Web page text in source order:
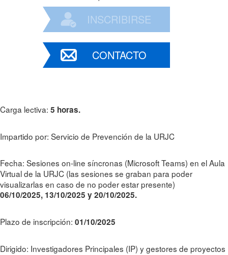
INSCRIBIRSE
CONTACTO
Carga lectiva: 5 horas.
Impartido por: Servicio de Prevención de la URJC
Fecha: Sesiones on-line síncronas (Microsoft Teams) en el Aula
Virtual de la URJC (las sesiones se graban para poder
visualizarlas en caso de no poder estar presente)
06/10/2025, 13/10/2025 y 20/10/2025.
Plazo de inscripción: 01/10/2025
Dirigido: Investigadores Principales (IP) y gestores de proyectos